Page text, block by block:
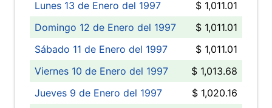
Lunes 13 de Enero del 1997
$ 1,011.01
Domingo 12 de Enero del 1997
$ 1,011.01
Sábado 11 de Enero del 1997
$ 1,011.01
Viernes 10 de Enero del 1997
$ 1,013.68
Jueves 9 de Enero del 1997
$ 1,020.16